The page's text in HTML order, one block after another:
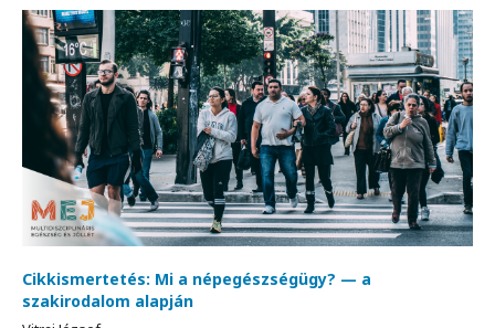
Cikkismertetés: Mi a népegészségügy? — a
szakirodalom alapján